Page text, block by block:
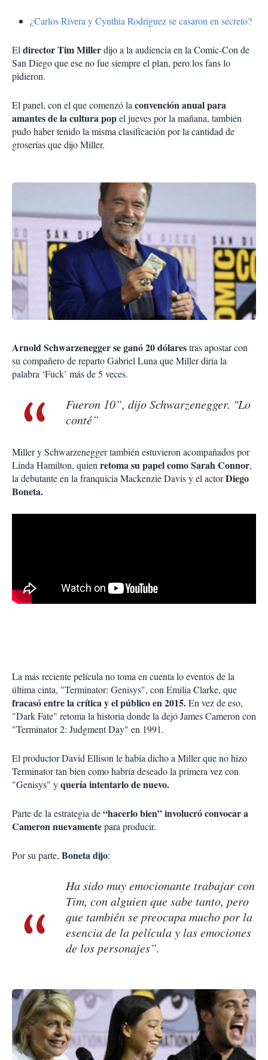
¿Carlos Rivera y Cynthia Rodríguez se casaron en secreto?
Eldirector Tim Millerdijo a la audiencia en la Comic-Con de
San Diego que ese no fue siempre el plan, pero los fans lo
pidieron.
El panel, con el que comenzó laconvención anual para
amantes de la cultura popel jueves por la mañana, también
pudo haber tenido la misma clasificación por la cantidad de
groserías que dijo Miller.
Arnold Schwarzenegger se ganó 20 dólarestras apostar con
su compañero de reparto Gabriel Luna que Miller diría la
palabra ‘Fuck’ más de 5 veces.
Fueron 10”, dijo Schwarzenegger. "Lo
conté”
Miller y Schwarzenegger también estuvieron acompañados por
Linda Hamilton, quienretoma su papel como Sarah Connor,
la debutante en la franquicia Mackenzie Davis y el actorDiego
Boneta.
La más reciente película no toma en cuenta lo eventos de la
última cinta, "Terminator: Genisys", con Emilia Clarke, que
fracasó entre la crítica y el público en 2015.En vez de eso,
"Dark Fate" retoma la historia donde la dejó James Cameron con
"Terminator 2: Judgment Day" en 1991.
El productor David Ellison le había dicho a Miller que no hizo
Terminator tan bien como habría deseado la primera vez con
"Genisys" yquería intentarlo de nuevo.
Parte de la estrategia de“hacerlo bien” involucró convocar a
Cameron nuevamentepara producir.
Por su parte, Boneta dijo:
Ha sido muy emocionante trabajar con
Tim, con alguien que sabe tanto, pero
que también se preocupa mucho por la
esencia de la película y las emociones
de los personajes”.